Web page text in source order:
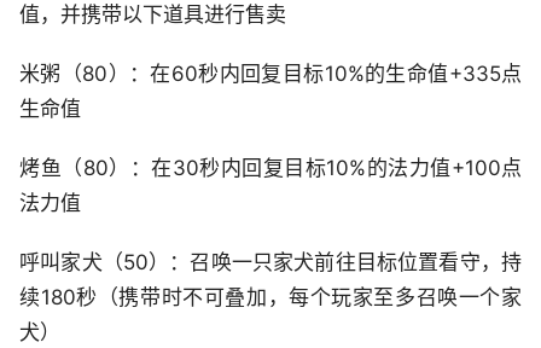
值，并携带以下道具进行售卖
米粥（80）：在60秒内回复目标10%的生命值+335点
生命值
烤鱼（80）：在30秒内回复目标10%的法力值+100点
法力值
呼叫家犬（50）：召唤一只家犬前往目标位置看守，持
续180秒（携带时不可叠加，每个玩家至多召唤一个家
犬）